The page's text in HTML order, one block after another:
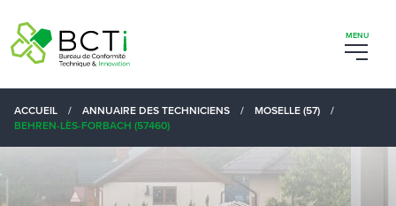
ACCUEIL / ANNUAIRE DES TECHNICIENS / MOSELLE (57)
/
BEHREN-LÈS-FORBACH (57460)